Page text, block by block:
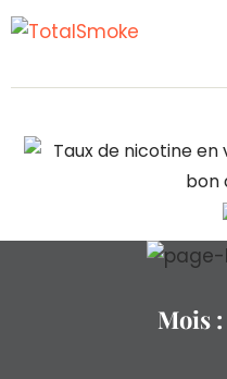
Mois :